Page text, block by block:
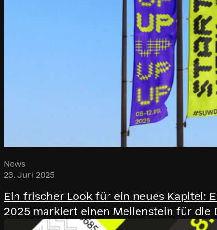
News
23. Juni 2025
Ein frischer Look für ein neues Kapitel:
2025 markiert einen Meilenstein für die